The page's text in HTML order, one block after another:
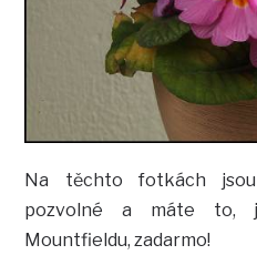
Na těchto fotkách
pozvolné a máte to,
Mountfieldu, zadarmo!